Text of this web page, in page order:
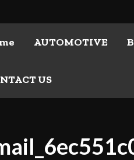
AUTOMOTIVE
US